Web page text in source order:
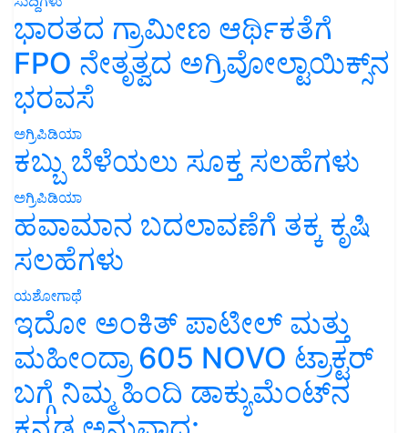
ಭಾರತದ ಗ್ರಾಮೀಣ ಆರ್ಥಿಕತೆಗೆ
FPO ನೇತೃತ್ವದ ಅಗ್ರಿವೋಲ್ಟಾಯಿಕ್ಸ್‌ನ
ಭರವಸೆ
ಅಗ್ರಿಪಿಡಿಯಾ
ಕಬ್ಬು ಬೆಳೆಯಲು ಸೂಕ್ತ ಸಲಹೆಗಳು
ಅಗ್ರಿಪಿಡಿಯಾ
ಹವಾಮಾನ ಬದಲಾವಣೆಗೆ ತಕ್ಕ ಕೃಷಿ
ಸಲಹೆಗಳು
ಯಶೋಗಾಥೆ
ಇದೋ ಅಂಕಿತ್ ಪಾಟೀಲ್ ಮತ್ತು
ಮಹೀಂದ್ರಾ 605 NOVO ಟ್ರಾಕ್ಟರ್
ಬಗ್ಗೆ ನಿಮ್ಮ ಹಿಂದಿ ಡಾಕ್ಯುಮೆಂಟ್‌ನ